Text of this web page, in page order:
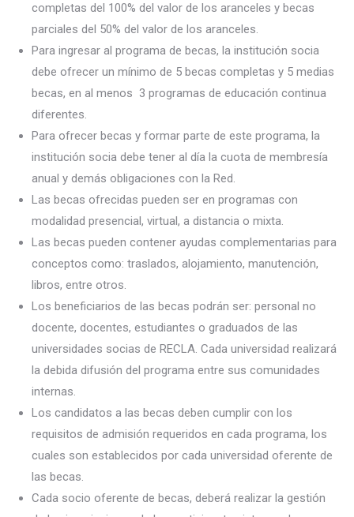
completas del 100% del valor de los aranceles y becas
parciales del 50% del valor de los aranceles.
Para ingresar al programa de becas, la institución socia
debe ofrecer un mínimo de 5 becas completas y 5 medias
becas, en al menos 3 programas de educación continua
diferentes.
Para ofrecer becas y formar parte de este programa, la
institución socia debe tener al día la cuota de membresía
anual y demás obligaciones con la Red.
Las becas ofrecidas pueden ser en programas con
modalidad presencial, virtual, a distancia o mixta.
Las becas pueden contener ayudas complementarias para
conceptos como: traslados, alojamiento, manutención,
libros, entre otros.
Los beneficiarios de las becas podrán ser: personal no
docente, docentes, estudiantes o graduados de las
universidades socias de RECLA. Cada universidad realizará
la debida difusión del programa entre sus comunidades
internas.
Los candidatos a las becas deben cumplir con los
requisitos de admisión requeridos en cada programa, los
cuales son establecidos por cada universidad oferente de
las becas.
Cada socio oferente de becas, deberá realizar la gestión